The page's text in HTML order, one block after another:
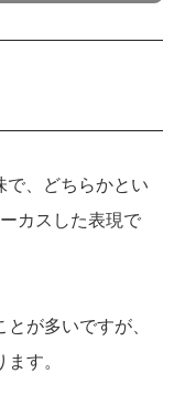
で、どちらかとい
カスした表現で
が多いですが、
す。